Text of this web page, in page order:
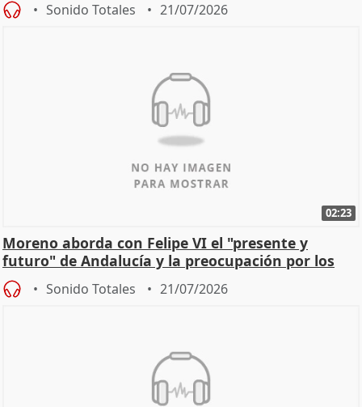
Sonido Totales 21/07/2026
02:23
Moreno aborda con Felipe VI el "presente y
futuro" de Andalucía y la preocupación por los
incendios
Sonido Totales 21/07/2026